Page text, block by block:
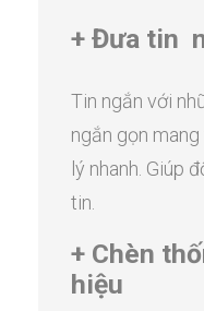
+ Đưa tin
Tin ngắn với
ngắn gọn
lý nhanh. Giúp
tin.
+ Chèn
hiệu